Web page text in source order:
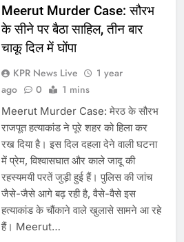
Meerut Murder Case: सौरभ
के सीने पर बैठा साहिल, तीन बार
चाकू दिल में घोंपा
KPR News Live
1 year
ago
0 1 mins
Meerut Murder Case: मेरठ के सौरभ
राजपूत हत्याकांड ने पूरे शहर को हिला कर
रख दिया है। इस दिल दहला देने वाली घटना
में प्रेम, विश्वासघात और काले जादू की
रहस्यमयी परतें जुड़ी हुई हैं। पुलिस की जांच
जैसे-जैसे आगे बढ़ रही है, वैसे-वैसे इस
हत्याकांड के चौंकाने वाले खुलासे सामने आ रहे
हैं। Meerut…